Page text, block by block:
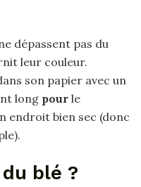
dépassent pas du
leur couleur.
son papier avec un
long pour le
endroit bien sec (donc
blé ?